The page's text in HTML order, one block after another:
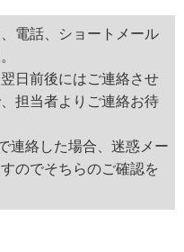
電話、ショートメール
日前後にはご連絡させ
担当者よりご連絡お待
連絡した場合、迷惑メー
のでそちらのご確認を